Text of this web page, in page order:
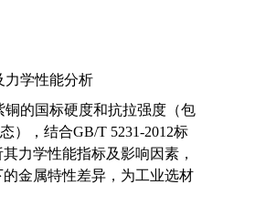
力学性能分析
铜的国标硬度和抗拉强度（包
），结合GB/T 5231-2012标
力学性能指标及影响因素，
金属特性差异，为工业选材